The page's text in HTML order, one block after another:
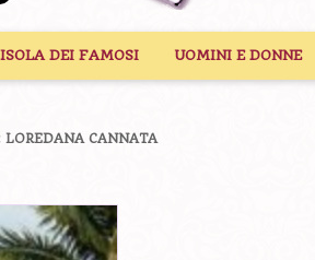
ISOLA DEI FAMOSI UOMINI E DONNE
LOREDANA CANNATA